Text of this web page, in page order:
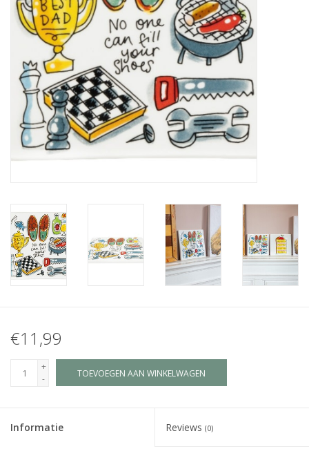
Sieraden
Hebbedingen
Thee, Koffie & wat Lekkers
Wenskaarten
Brievenbus Kadootjes
Kadobonnen
Merken
€11,99
+
-
TOEVOEGEN AAN WINKELWAGEN
Informatie Reviews (0)